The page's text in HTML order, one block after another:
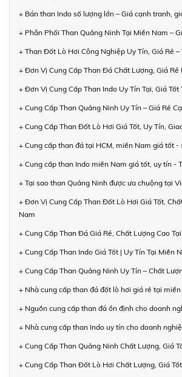
+ Bán than Indo số lượng lớn – Giá cạnh tranh,
+ Phân Phối Than Quảng Ninh Tại Miền Nam –
+ Than Đốt Lò Hơi Công Nghiệp Uy Tín, Giá Rẻ –
+ Đơn Vị Cung Cấp Than Đá Chất Lượng, Giá Rẻ
+ Đơn Vị Cung Cấp Than Indo Uy Tín Tại, Giá Tốt
+ Cung Cấp Than Quảng Ninh Uy Tín – Giá Rẻ
+ Cung Cấp Than Đốt Lò Hơi Giá Tốt, Uy Tín,
+ Cung cấp than đá tại HCM, miền Nam giá tốt -
+ Cung cấp than Indo miền Nam giá tốt, uy tín -
+ Tại sao than Quảng Ninh được ưa chuộng tại
+ Đơn Vị Cung Cấp Than Đốt Lò Hơi Giá Tốt,
Nam
+ Cung Cấp Than Đá Giá Rẻ, Chất Lượng Cao
+ Cung Cấp Than Indo Giá Tốt | Uy Tín Tại Miền
+ Cung Cấp Than Quảng Ninh Uy Tín – Chất
+ Nhà cung cấp than đá đốt lò hơi giá rẻ tại
+ Nguồn cung cấp than đá ổn định cho doanh
+ Nhà cung cấp than Indo uy tín cho doanh
+ Cung Cấp Than Quảng Ninh Chất Lượng, Giá
+ Cung Cấp Than Đốt Lò Hơi Chất Lượng, Giá